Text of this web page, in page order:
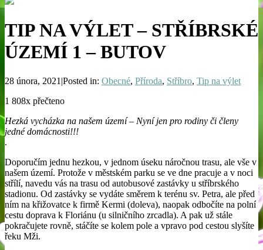
TIP NA VÝLET – STŘÍBRSKÉ
ÚZEMÍ 1 – BUTOV
28 února, 2021|Posted in: Obecné, Příroda, Stříbro, Tip na výlet
1 808x přečteno
Hezká vycházka na našem území – Nyní jen pro rodiny či členy
jedné domácnosti!!!
.
Doporučím jednu hezkou, v jednom úseku náročnou trasu, ale vše v
našem území. Protože v městském parku se ve dne pracuje a v noci
střílí, navedu vás na trasu od autobusové zastávky u stříbrského
stadionu. Od zastávky se vydáte směrem k terénu sv. Petra, ale před
ním na křižovatce k firmě Kermi (doleva), naopak odbočíte na polní
cestu doprava k Floriánu (u silničního zrcadla). A pak už stále
pokračujete rovně, stáčíte se kolem pole a vpravo pod cestou slyšíte
řeku Mži.